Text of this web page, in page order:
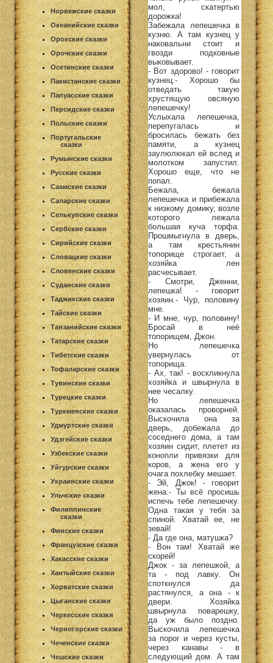
Норвежские сказки
Океанийские сказки
Орокские сказки
Орочские сказки
Осетинские сказки
Пакистанские сказки
Папуасские сказки
Персидские сказки
Польские сказки
Португальские
сказки
Румынские сказки
Русские сказки
Саамские сказки
Саларские сказки
Селькупские сказки
Сербские сказки
Сирийские сказки
Словацкие сказки
Словенские сказки
Суданские сказки
Таджикские сказки
Тайские сказки
Танзанийские сказки
Татарские сказки
Тибетские сказки
Тофаларские сказки
Тувинские сказки
Турецкие сказки
Туркменские сказки
Удмуртские сказки
Удэгейские сказки
Узбекские сказки
Уйгурские сказки
Украинские сказки
Ульчские сказки
Филиппинские
сказки
Финские сказки
Французские сказки
Хакасские сказки
Хантыйские сказки
Хорватские сказки
Цыганские сказки
Черкесские сказки
Черногорские сказки
Чеченские сказки
Чешские сказки
мол, скатертью
дорожка!
Забежала лепешечка в
кузню. А там кузнец у
наковальни стоит и
гвозди подковные
выковывает.
- Вот здорово! - говорит
кузнец.- Хорошо бы
отведать такую
хрустящую овсяную
лепешечку!
Услыхала лепешечка,
перепугалась и
бросилась бежать без
памяти, а кузнец
заулюлюкал ей вслед и
молотком запустил.
Хорошо еще, что не
попал.
Бежала, бежала
лепешечка и прибежала
к низкому домику, возле
которого лежала
большая куча торфа.
Прошмыгнула в дверь,
а там крестьянин
топорище строгает, а
хозяйка лен
расчесывает.
- Смотри, Дженни,
лепешка! - говорит
хозяин.- Чур, половину
мне.
- И мне, чур, половину!
Бросай в неё
топорищем, Джон.
Но лепешечка
увернулась от
топорища.
- Ах, так! - воскликнула
хозяйка и швырнула в
нее чесалку.
Но лепешечка
оказалась проворней.
Выскочила она за
дверь, добежала до
соседнего дома, а там
хозяин сидит, плетет из
конопли привязки для
коров, а жена его у
очага похлебку мешает.
- Эй, Джок! - говорит
жена.- Ты всё просишь
испечь тебе лепешечку.
Одна такая у тебя за
спиной. Хватай ее, не
зевай!
- Да где она, матушка?
- Вон там! Хватай же
скорей!
Джок - за лепешкой, а
та - под лавку. Он
споткнулся да
растянулся, а она - к
двери. Хозяйка
швырнула поварешку,
да уж было поздно.
Выскочила лепешечка
за порог и через кусты,
через канавы - в
следующий дом. А там